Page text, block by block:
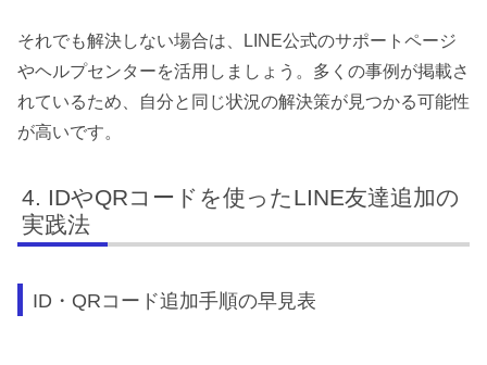
それでも解決しない場合は、LINE公式のサポートページ
やヘルプセンターを活用しましょう。多くの事例が掲載さ
れているため、自分と同じ状況の解決策が見つかる可能性
が高いです。
IDやQRコードを使ったLINE友達追加の
実践法
ID・QRコード追加手順の早見表